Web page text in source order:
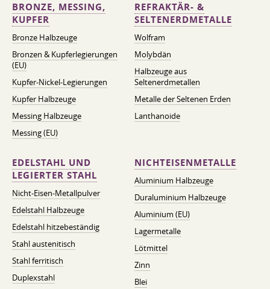
BRONZE, MESSING,
KUPFER
Bronze Halbzeuge
Bronzen & Kupferlegierungen
(EU)
Kupfer-Nickel-Legierungen
Kupfer Halbzeuge
Messing Halbzeuge
Messing (EU)
REFRAKTÄR- &
SELTENERDMETALLE
Wolfram
Molybdän
Halbzeuge aus
Seltenerdmetallen
Metalle der Seltenen Erden
Lanthanoide
EDELSTAHL UND
LEGIERTER STAHL
Nicht-Eisen-Metallpulver
Edelstahl Halbzeuge
Edelstahl hitzebeständig
Stahl austenitisch
Stahl ferritisch
Duplexstahl
NICHTEISENMETALLE
Aluminium Halbzeuge
Duraluminium Halbzeuge
Aluminium (EU)
Lagermetalle
Lötmittel
Zinn
Blei